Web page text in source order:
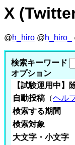
X
@h_hiro @h_hiro_
検索キーワード
オプション
【試験運用中】
自動投稿 （ヘル
検索する期間
検索対象
大文字・小文字